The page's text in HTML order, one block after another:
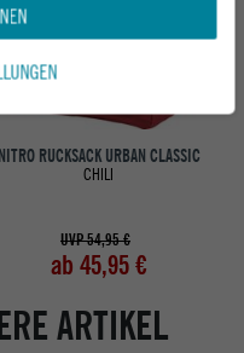
NITRO RUCKSACK URBAN CLASSIC
CHILI
UVP 54,95 €
ab 45,95 €
ARTIKEL